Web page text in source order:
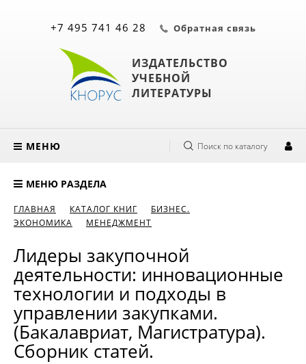
ИЗДАТЕЛЬСТВО
УЧЕБНОЙ
ЛИТЕРАТУРЫ
+7 495 741 46 28 Обратная связь
МЕНЮ Поиск по каталогу
МЕНЮ РАЗДЕЛА
ГЛАВНАЯ КАТАЛОГ КНИГ
БИЗНЕС.
ЭКОНОМИКА
МЕНЕДЖМЕНТ
Лидеры закупочной
деятельности: инновационные
технологии и подходы в
управлении закупками.
(Бакалавриат, Магистратура).
Сборник статей.